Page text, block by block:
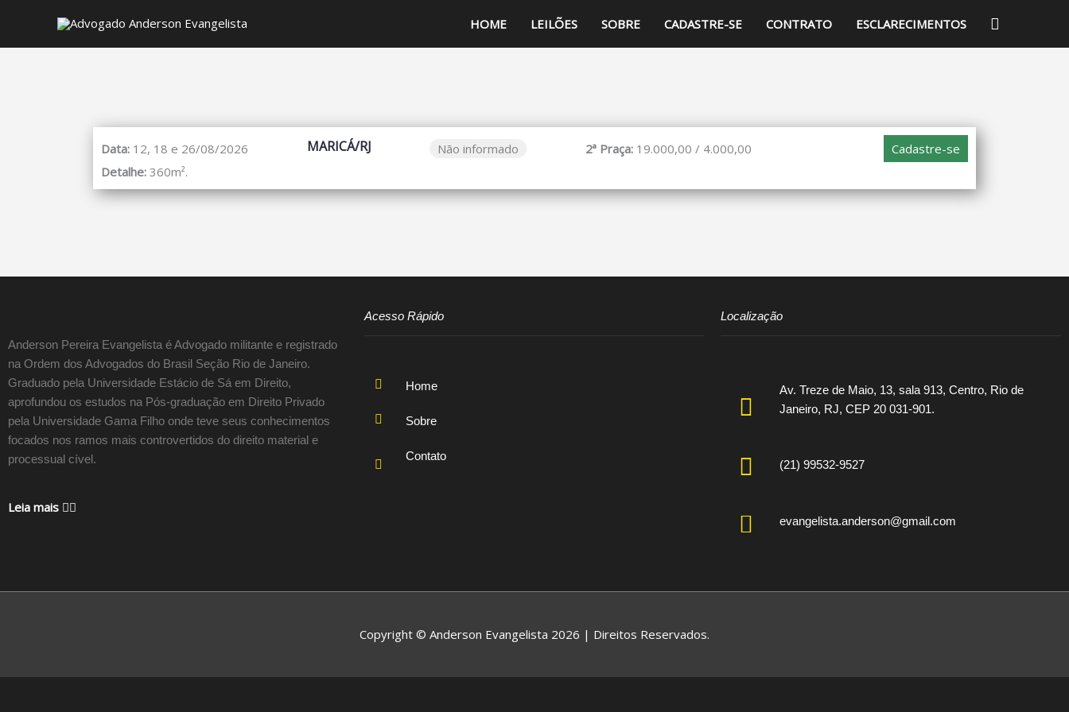
HOME LEILÕES SOBRE CADASTRE-SE CONTRATO ESCLARECIMENTOS
Data: 12, 18 e 26/08/2026 MARICÁ/RJ Não informado 2ª Praça: 19.000,00 / 4.000,00
Cadastre-se
Detalhe: 360m².
Anderson Pereira Evangelista é Advogado militante e registrado
na Ordem dos Advogados do Brasil Seção Rio de Janeiro.
Graduado pela Universidade Estácio de Sá em Direito,
aprofundou os estudos na Pós-graduação em Direito Privado
pela Universidade Gama Filho onde teve seus conhecimentos
focados nos ramos mais controvertidos do direito material e
processual cível.
Leia mais
Acesso Rápido
Home
Sobre
Contato
Localização
Av. Treze de Maio, 13, sala 913, Centro, Rio de
Janeiro, RJ, CEP 20 031-901.
(21) 99532-9527
evangelista.anderson@gmail.com
Copyright © Anderson Evangelista 2026 | Direitos Reservados.